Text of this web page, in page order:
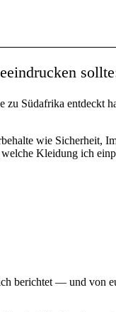
Südafrika entdeckt
wie Sicherheit,
Kleidung ich
berichtet — und von